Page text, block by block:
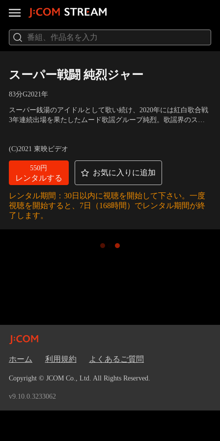
スーパー戦闘 純烈ジャー
83分G2021年
スーパー銭湯のアイドルとして歌い続け、2020年には紅白歌合戦
3年連続出場を果たしたムード歌謡グループ純烈。歌謡界のスタ
人知れず温泉の平和を乱す悪と戦っていたのだ--。ある時、全国
の温泉でイケメンが行方不明になるという…。
(C)2021 東映ビデオ
550円
レンタルする
お気に入りに追加
レンタル期間：30日以内に視聴を開始して下さい。一度
視聴を開始すると、7日（168時間）でレンタル期間が終
了します。
ホーム 利用規約 よくあるご質問
Copyright © JCOM Co., Ltd. All Rights Reserved.
v9.10.0.3233062